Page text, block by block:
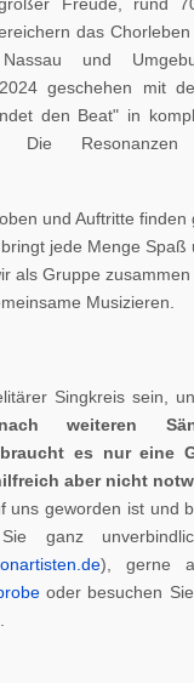
das
und
geschehen mit
den Beat" in
Die
und Auftritte finden
jede Menge Spaß
als Gruppe
Musizieren.
Singkreis sein,
nach weiteren
es nur eine
aber nicht
uns geworden ist und
ganz
), gerne
oder besuchen